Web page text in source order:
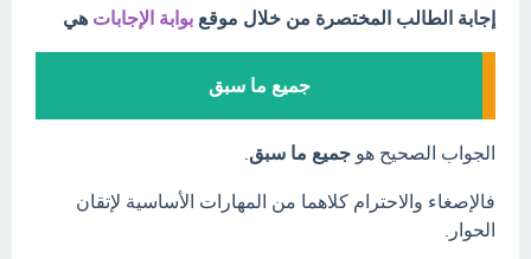
إجابة الطالب المختصرة من خلال موقع بوابة الإجابات هي
جميع ما سبق
الجواب الصحيح هو جميع ما سبق
فالإصغاء والاحترام كلاهما من المهارات الأساسية لإتقان
الحوار.